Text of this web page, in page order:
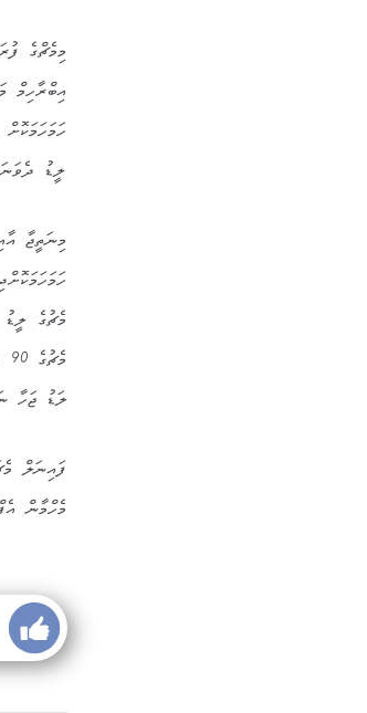
ލީޑު
ލަޑު ޖަހާ ނަތީޖާ 3-4 އަށް
ފައިނަލް
މެހްމާން